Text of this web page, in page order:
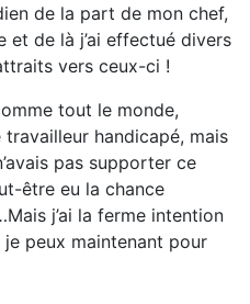
de la part de mon chef,
et de là j’ai effectué divers
vers ceux-ci !
tout le monde,
handicapé, mais
pas supporter ce
être eu la chance
j’ai la ferme intention
peux maintenant pour